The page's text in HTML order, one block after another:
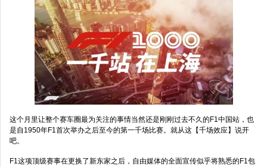
这个月里让整个赛车圈最为关注的事情当然还是刚刚过去不久的F1中国站，也
是自1950年F1首次举办之后至今的第一千场比赛。就从这【千场效应】说开
吧。
F1这项顶级赛事在更换了新东家之后，自由媒体的全面宣传似乎将熟悉的F1包